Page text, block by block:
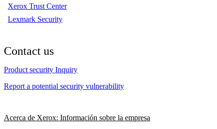
Xerox Trust Center
Lexmark Security
Contact us
Product security Inquiry
Report a potential security vulnerability
Acerca de Xerox: Información sobre la empresa